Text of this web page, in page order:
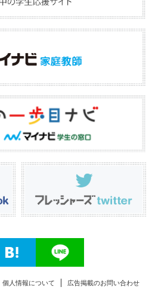
個人情報について 広告掲載のお問い合わせ